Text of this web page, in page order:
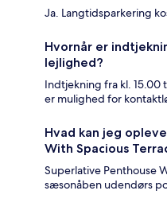
Ja. Langtidsparkering
Hvornår er
lejlighed?
Indtjekning fra kl. 15.00
er mulighed for
Hvad kan jeg
With Spacious
Superlative Penthouse
sæsonåben udendørs